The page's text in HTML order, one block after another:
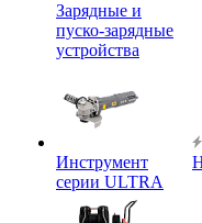
Зарядные и
пуско-зарядные
устройства
Инструмент
серии ULTRA